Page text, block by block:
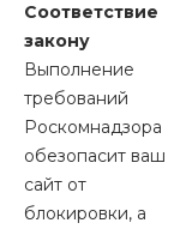
Соответствие
закону
Выполнение
требований
Роскомнадзора
обезопасит ваш
сайт от
блокировки, а